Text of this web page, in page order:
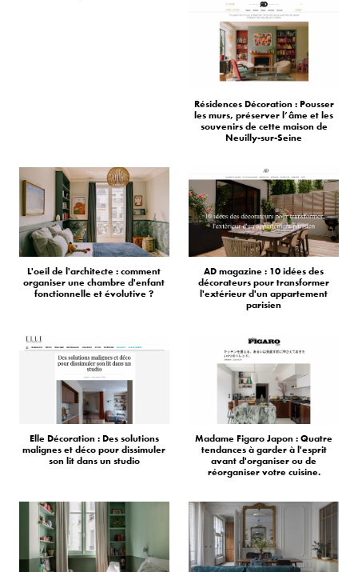
Résidences Décoration : Pousser
les murs, préserver l’âme et les
souvenirs de cette maison de
Neuilly-sur-Seine
L'oeil de l'architecte : comment
organiser une chambre d'enfant
fonctionnelle et évolutive ?
AD magazine : 10 idées des
décorateurs pour transformer
l'extérieur d'un appartement
parisien
Elle Décoration : Des solutions
malignes et déco pour dissimuler
son lit dans un studio
Madame Figaro Japon : Quatre
tendances à garder à l'esprit
avant d'organiser ou de
réorganiser votre cuisine.